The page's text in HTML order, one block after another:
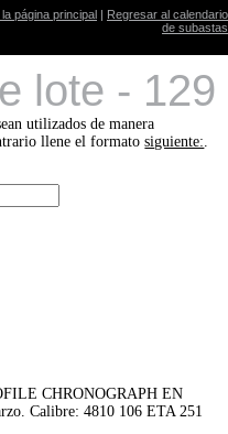
la página principal | Regresar al calendario
de subastas
lote - 129
utilizados de manera
llene el formatosiguiente:.
CHRONOGRAPH EN
Calibre: 4810 106 ETA 251